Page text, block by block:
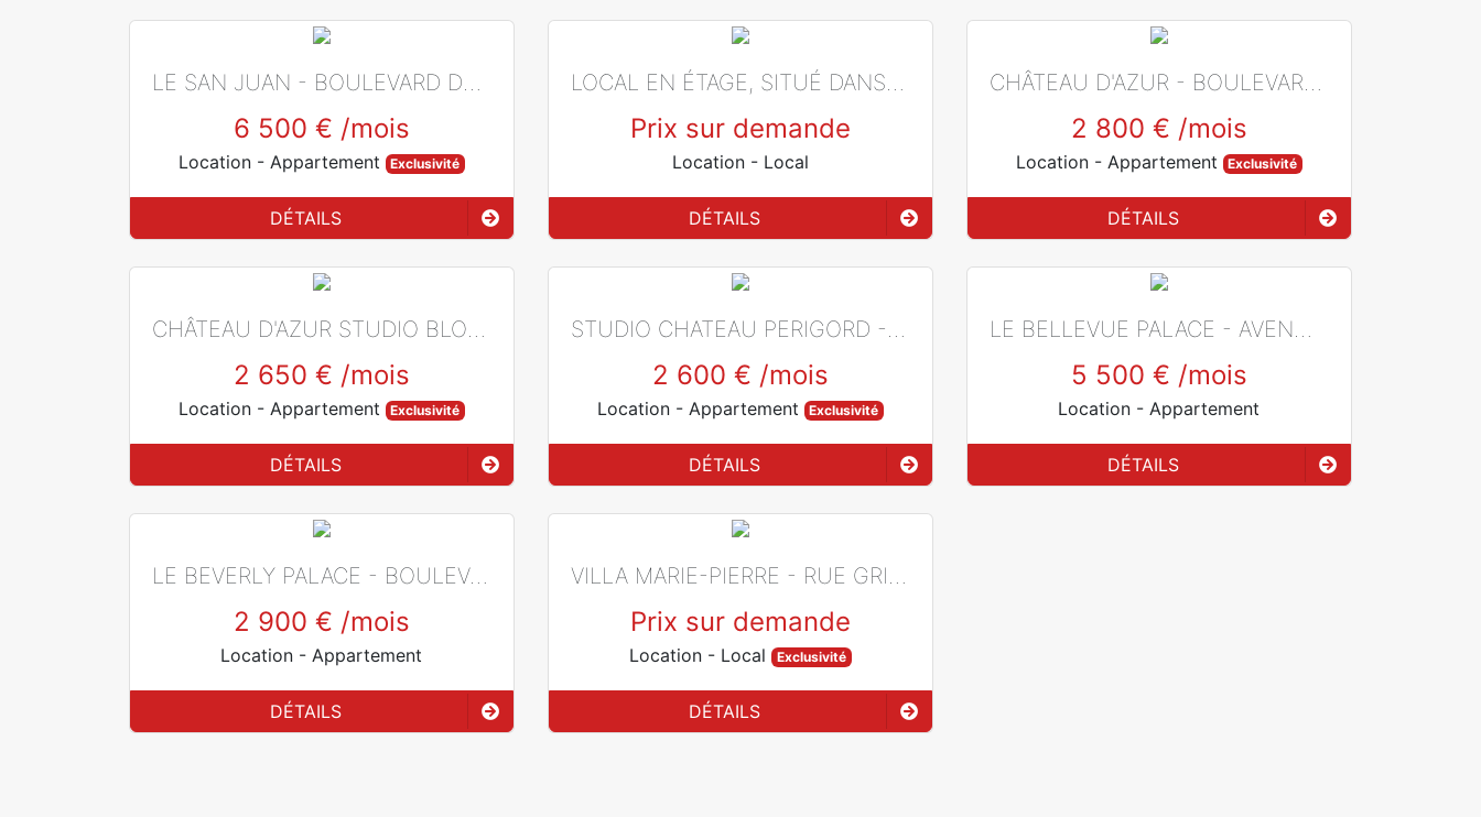
6 500 € /mois
Location - Appartement Exclusivité
DÉTAILS
Prix sur demande
Location - Local
DÉTAILS
2 800 € /mois
Location - Appartement Exclusivité
DÉTAILS
2 650 € /mois
Location - Appartement Exclusivité
DÉTAILS
2 600 € /mois
Location - Appartement Exclusivité
DÉTAILS
5 500 € /mois
Location - Appartement
DÉTAILS
LE BEVERLY PALACE - BOULEVARD DE BELGIQUE
2 900 € /mois
Location - Appartement
DÉTAILS
Prix sur demande
Location - Local Exclusivité
DÉTAILS